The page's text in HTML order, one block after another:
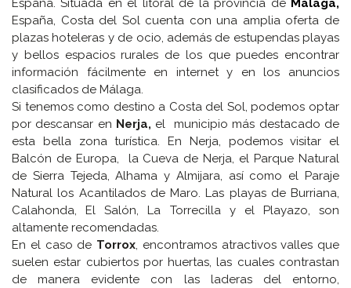
España, Costa del Sol cuenta con una amplia oferta de
plazas hoteleras y de ocio, además de estupendas playas
y bellos espacios rurales de los que puedes encontrar
información fácilmente en internet y en los anuncios
clasificados de Málaga.
Si tenemos como destino a Costa del Sol, podemos optar
por descansar en Nerja, el municipio más destacado de
esta bella zona turística. En Nerja, podemos visitar el
Balcón de Europa, la Cueva de Nerja, el Parque Natural
de Sierra Tejeda, Alhama y Almijara, así como el Paraje
Natural los Acantilados de Maro. Las playas de Burriana,
Calahonda, El Salón, La Torrecilla y el Playazo, son
altamente recomendadas.
En el caso de Torrox , encontramos atractivos valles que
suelen estar cubiertos por huertas, las cuales contrastan
de manera evidente con las laderas del entorno,